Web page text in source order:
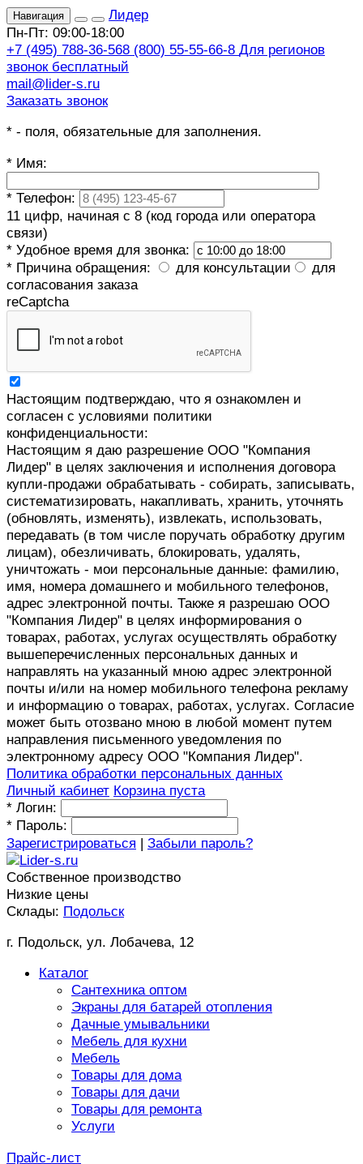
Навигация
Лидер
Пн-Пт: 09:00-18:00
+7 (495) 788-36-568 (800) 55-55-66-8 Для регионов
звонок бесплатный
mail@lider-s.ru
Заказать звонок
* - поля, обязательные для заполнения.
* Имя:
* Телефон:
11 цифр, начиная с 8 (код города или оператора
связи)
* Удобное время для звонка:
* Причина обращения: для консультации
для
согласования заказа
reCaptcha
Настоящим подтверждаю, что я ознакомлен и
согласен с условиями политики
конфиденциальности:
Настоящим я даю разрешение ООО "Компания
Лидер" в целях заключения и исполнения договора
купли-продажи обрабатывать - собирать, записывать,
систематизировать, накапливать, хранить, уточнять
(обновлять, изменять), извлекать, использовать,
передавать (в том числе поручать обработку другим
лицам), обезличивать, блокировать, удалять,
уничтожать - мои персональные данные: фамилию,
имя, номера домашнего и мобильного телефонов,
адрес электронной почты. Также я разрешаю ООО
"Компания Лидер" в целях информирования о
товарах, работах, услугах осуществлять обработку
вышеперечисленных персональных данных и
направлять на указанный мною адрес электронной
почты и/или на номер мобильного телефона рекламу
и информацию о товарах, работах, услугах. Согласие
может быть отозвано мною в любой момент путем
направления письменного уведомления по
электронному адресу ООО "Компания Лидер".
Политика обработки персональных данных
Личный кабинет Корзина пуста
* Логин:
* Пароль:
Зарегистрироваться | Забыли пароль?
Собственное производство
Низкие цены
Склады: Подольск
г. Подольск, ул. Лобачева, 12
Каталог
Сантехника оптом
Экраны для батарей отопления
Дачные умывальники
Мебель для кухни
Мебель
Товары для дома
Товары для дачи
Товары для ремонта
Услуги
Прайс-лист